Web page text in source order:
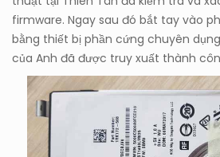
firmware. Ngay sau đó bắt tay vào
bằng thiết bị phần cứng chuyên
của Anh đã được truy xuất thành